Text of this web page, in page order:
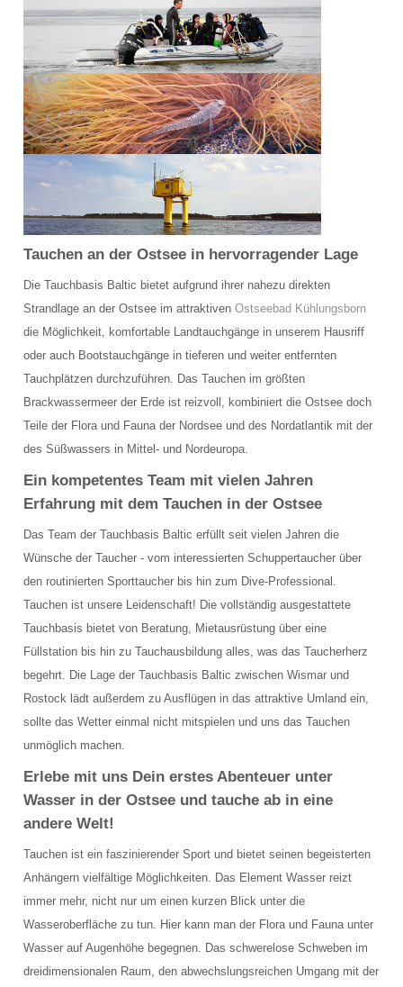
Schulungsraum für die Tauchausbildung
Verkauf und Vermietung von Ausrüstung
Das Team der Tauchbasis
AUSBILDUNG
Schnuppertauchen in der Ostsee
Tauchausbildung SSI
Werde SSI Dive Professional
Termine Tauchausbildung
Anfrage Tauchausbildung
TAUCHCLUB BALTIC
Landtauchgänge in der Ostsee vor der Basis
Das Hausriff vor der Tauchbasis Baltic
Steingarten
Bootsausfahrten Zone A
Kleines Steinfeld
Geröllfeld
Großes Steinfeld
Bootsausfahrten Zone B
Bootsausfahrten Zone C
Künstliches Riff Nienhagen
PREISE
Grundpreise Tauchbasis
Tauchen an der Ostsee in hervorragender Lage
Die Tauchbasis Baltic bietet aufgrund ihrer nahezu direkten
Strandlage an der Ostsee im attraktivenOstseebad Kühlungsborn
die Möglichkeit, komfortable Landtauchgänge in unserem Hausriff
oder auch Bootstauchgänge in tieferen und weiter entfernten
Tauchplätzen durchzuführen. Das Tauchen im größten
Brackwassermeer der Erde ist reizvoll, kombiniert die Ostsee doch
Teile der Flora und Fauna der Nordsee und des Nordatlantik mit der
des Süßwassers in Mittel- und Nordeuropa.
Ein kompetentes Team mit vielen Jahren
Erfahrung mit dem Tauchen in der Ostsee
Das Team der Tauchbasis Baltic erfüllt seit vielen Jahren die
Wünsche der Taucher - vom interessierten Schuppertaucher über
den routinierten Sporttaucher bis hin zum Dive-Professional.
Tauchen ist unsere Leidenschaft! Die vollständig ausgestattete
Tauchbasis bietet von Beratung, Mietausrüstung über eine
Füllstation bis hin zu Tauchausbildung alles, was das Taucherherz
begehrt. Die Lage der Tauchbasis Baltic zwischen Wismar und
Rostock lädt außerdem zu Ausflügen in das attraktive Umland ein,
sollte das Wetter einmal nicht mitspielen und uns das Tauchen
unmöglich machen.
Erlebe mit uns Dein erstes Abenteuer unter
Wasser in der Ostsee und tauche ab in eine
andere Welt!
Tauchen ist ein faszinierender Sport und bietet seinen begeisterten
Anhängern vielfältige Möglichkeiten. Das Element Wasser reizt
immer mehr, nicht nur um einen kurzen Blick unter die
Wasseroberfläche zu tun. Hier kann man der Flora und Fauna unter
Wasser auf Augenhöhe begegnen. Das schwerelose Schweben im
dreidimensionalen Raum, den abwechslungsreichen Umgang mit der